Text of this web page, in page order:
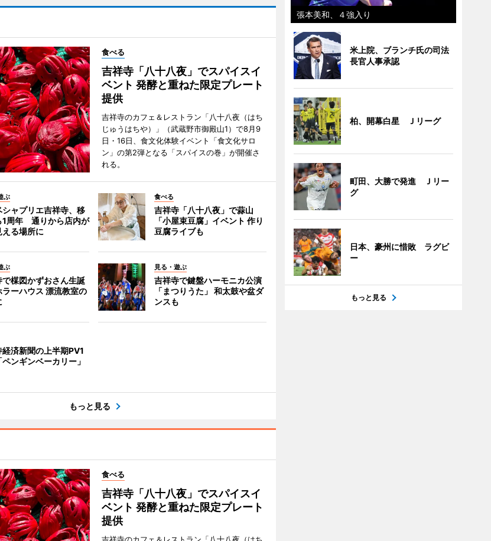
食べる
吉祥寺「八十八夜」でスパイスイ
ベント 発酵と重ねた限定プレート
提供
吉祥寺のカフェ＆レストラン「八十八夜（はち
じゅうはちや）」（武蔵野市御殿山1）で8月9
日・16日、食文化体験イベント「食文化サロ
ン」の第2弾となる「スパイスの巻」が開催さ
れる。
ぶ
シャプリエ吉祥寺、移
1周年 通りから店内が
える場所に
食べる
吉祥寺「八十八夜」で蒜山
「小屋束豆腐」イベント 作り
豆腐ライブも
ぶ
で楳図かずおさん生誕
ラーハウス 漂流教室の
見る・遊ぶ
吉祥寺で鍵盤ハーモニカ公演
「まつりうた」 和太鼓や盆ダ
ンスも
経済新聞の上半期PV1
ンギンベーカリー」
もっと見る
食べる
吉祥寺「八十八夜」でスパイスイ
ベント 発酵と重ねた限定プレート
提供
張本美和、４強入り
米上院、ブランチ氏の司法
長官人事承認
柏、開幕白星 Ｊリーグ
町田、大勝で発進 Ｊリー
グ
日本、豪州に惜敗 ラグビ
ー
もっと見る